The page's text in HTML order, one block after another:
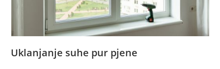
Uklanjanje suhe pur pjene